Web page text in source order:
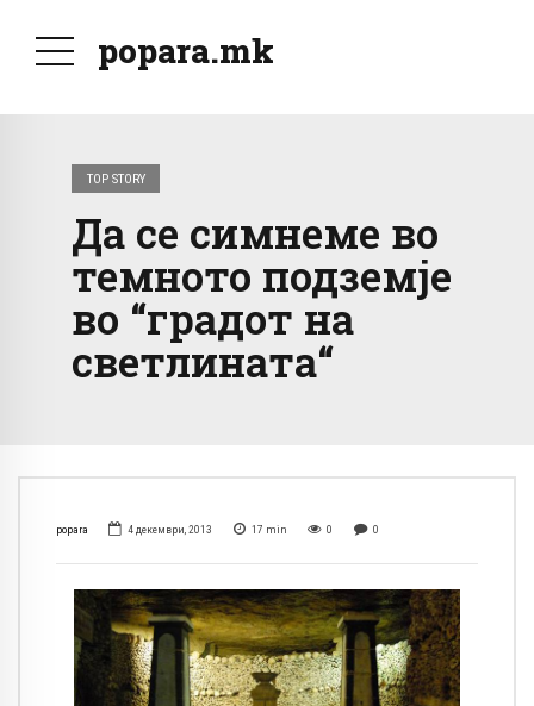
popara.mk
TOP STORY
Да се симнеме во
темното подземје
во “градот на
светлината“
popara 4 декември, 2013 17 min 0 0